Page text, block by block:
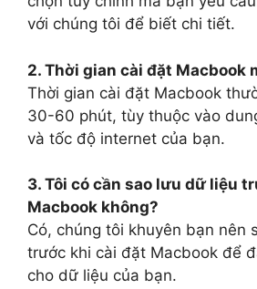
với chúng tôi để biết chi tiết.
2. Thời gian cài đặt Macbook
Thời gian cài đặt Macbook
30-60 phút, tùy thuộc vào
và tốc độ internet của bạn.
3. Tôi có cần sao lưu dữ liệu
Macbook không?
Có, chúng tôi khuyên bạn nên
trước khi cài đặt Macbook để
cho dữ liệu của bạn.